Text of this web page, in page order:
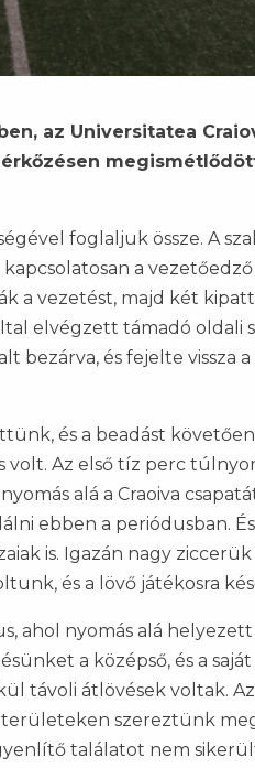
az Universitatea
foglaljuk össze. A
a
a vezetést, majd két
elvégzett támadó oldali
és fejelte vissza
és a beadást
volt. Az első tíz perc
alá a Craoiva
ebben a periódusban.
is. Igazán nagy ziccerük
és a lövő játékosra
ahol nyomás alá helyezett
a középső, és a
távoli átlövések voltak.
szereztünk
találatot nem